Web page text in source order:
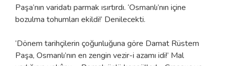
Paşa’nın varidatı parmak ısırtırdı. ‘Osmanlı’nın içine
bozulma tohumları ekildi!’ Denilecekti.
‘Dönem tarihçilerin çoğunluğuna göre Damat Rüstem
Paşa, Osmanlı’nın en zengin vezir-i azamı idi!’ Mal